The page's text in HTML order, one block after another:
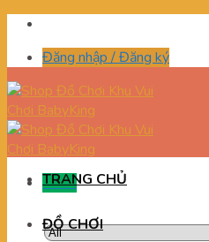
Skip
contentĐăng nhập / Đăng ký
Menu
TRANG CHỦ
ĐỒ CHƠI